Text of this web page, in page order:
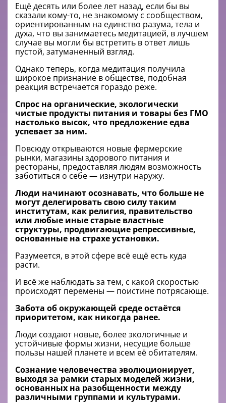
Ещё десять или более лет назад, если бы вы
сказали кому-то, не знакомому с сообществом,
ориентированным на единство разума, тела и
духа, что вы занимаетесь медитацией, в лучшем
случае вы могли бы встретить в ответ лишь
пустой, затуманенный взгляд.
Однако теперь, когда медитация получила
широкое признание в обществе, подобная
реакция встречается гораздо реже.
Спрос на органические, экологически
чистые продукты питания и товары без ГМО
настолько высок, что предложение едва
успевает за ним.
Повсюду открываются новые фермерские
рынки, магазины здорового питания и
рестораны, предоставляя людям возможность
заботиться о себе — изнутри наружу.
Люди начинают осознавать, что больше не
могут делегировать свою силу таким
институтам, как религия, правительство
или любые иные старые властные
структуры, продвигающие репрессивные,
основанные на страхе установки.
Разумеется, в этой сфере всё ещё есть куда
расти.
И всё же наблюдать за тем, с какой скоростью
происходят перемены — поистине потрясающе.
Забота об окружающей среде остаётся
приоритетом, как никогда ранее.
Люди создают новые, более экологичные и
устойчивые формы жизни, несущие больше
пользы нашей планете и всем её обитателям.
Сознание человечества эволюционирует,
выходя за рамки старых моделей жизни,
основанных на разобщенности между
различными группами и культурами.